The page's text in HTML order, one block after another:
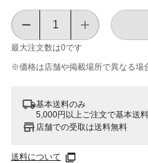
最大注文数は0です
※価格は​店舗や​掲載場所で​異なる​場
基本送料のみ
5,000円以上ご注文で基本送
店舗での受取は送料無料
送料について